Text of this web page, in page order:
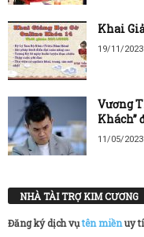
Khai
19/11/2023
Vương
Khách”
11/05/2023
NHÀ TÀI TRỢ KIM CƯƠNG
Đăng ký dịch vụtên miềnuy